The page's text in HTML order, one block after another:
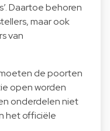
Daartoe behoren
maar ook
van
de poorten
open worden
onderdelen niet
het officiële